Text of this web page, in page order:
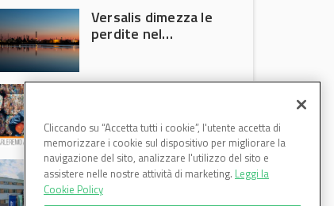
Versalis dimezza le
perdite nel
chiedono
intervento del
Governo
Basf Italia cresce
nel primo semestre
2026: fatturato a
Cliccando su “Accetta tutti i cookie”, l'utente accetta di
memorizzare i cookie sul dispositivo per migliorare la
navigazione del sito, analizzare l'utilizzo del sito e
assistere nelle nostre attività di marketing. Leggi la
Cookie Policy